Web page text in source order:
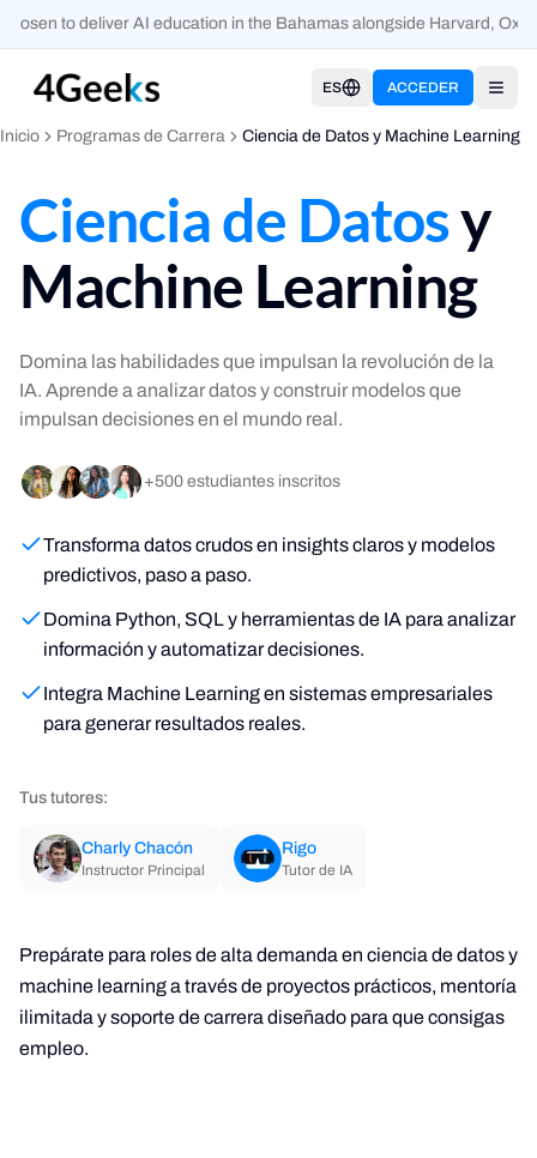
to deliver AI education in the Bahamas alongside Harvard,
ES ACCEDER
Inicio Programas de Carrera Ciencia de Datos y Machine Learning
Ciencia de Datosy
Machine Learning
Domina las habilidades que impulsan la revolución de la
IA. Aprende a analizar datos y construir modelos que
impulsan decisiones en el mundo real.
+500 estudiantes inscritos
Transforma datos crudos en insights claros y modelos
predictivos, paso a paso.
Domina Python, SQL y herramientas de IA para analizar
información y automatizar decisiones.
Integra Machine Learning en sistemas empresariales
para generar resultados reales.
Tus tutores:
Charly Chacón
Instructor Principal
Rigo
Tutor de IA
Prepárate para roles de alta demanda en ciencia de datos y
machine learning a través de proyectos prácticos, mentoría
ilimitada y soporte de carrera diseñado para que consigas
empleo.